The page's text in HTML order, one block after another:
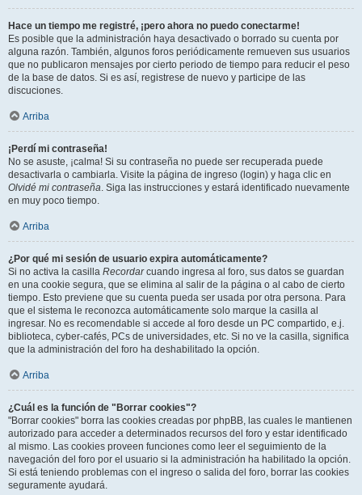
Hace un tiempo me registré, ¡pero ahora no puedo conectarme!
Es posible que la administración haya desactivado o borrado su cuenta por
alguna razón. También, algunos foros periódicamente remueven sus usuarios
que no publicaron mensajes por cierto periodo de tiempo para reducir el peso
de la base de datos. Si es así, registrese de nuevo y participe de las
discuciones.
Arriba
¡Perdí mi contraseña!
No se asuste, ¡calma! Si su contraseña no puede ser recuperada puede
desactivarla o cambiarla. Visite la página de ingreso (login) y haga clic en
Olvidé mi contraseña. Siga las instrucciones y estará identificado nuevamente
en muy poco tiempo.
Arriba
¿Por qué mi sesión de usuario expira automáticamente?
Si no activa la casilla Recordarcuando ingresa al foro, sus datos se guardan
en una cookie segura, que se elimina al salir de la página o al cabo de cierto
tiempo. Esto previene que su cuenta pueda ser usada por otra persona. Para
que el sistema le reconozca automáticamente solo marque la casilla al
ingresar. No es recomendable si accede al foro desde un PC compartido, e.j.
biblioteca, cyber-cafés, PCs de universidades, etc. Si no ve la casilla, significa
que la administración del foro ha deshabilitado la opción.
Arriba
¿Cuál es la función de "Borrar cookies"?
"Borrar cookies" borra las cookies creadas por phpBB, las cuales le mantienen
autorizado para acceder a determinados recursos del foro y estar identificado
al mismo. Las cookies proveen funciones como leer el seguimiento de la
navegación del foro por el usuario si la administración ha habilitado la opción.
Si está teniendo problemas con el ingreso o salida del foro, borrar las cookies
seguramente ayudará.